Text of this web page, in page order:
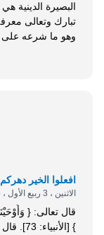
البصيرة الدينية
تبارك وتعالى
وهو ما شرعه على
الأمور وكشفها،
افعلوا الخير دهركم
الاثنين ، 3 ربيع الأول ، 1445 الموافق 18 سبتمبر 2023
قال تعالى: {
}